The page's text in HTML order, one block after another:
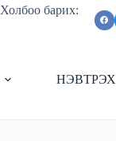
Холбоо барих:
НЭВТРЭХ